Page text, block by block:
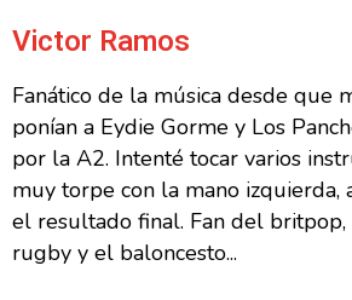
Victor Ramos
Fanático de la música desde que
ponían a Eydie Gorme y Los
por la A2. Intenté tocar varios
muy torpe con la mano izquierda,
el resultado final. Fan del
rugby y el baloncesto...